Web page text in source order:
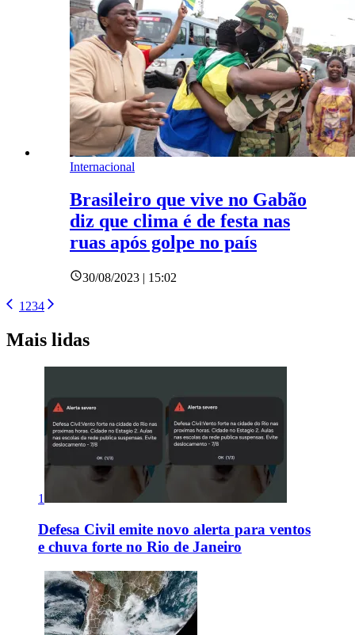
Internacional
Brasileiro que vive no Gabão
diz que clima é de festa nas
ruas após golpe no país
30/08/2023 | 15:02
1 234
Mais lidas
1
Defesa Civil emite novo alerta para ventos
e chuva forte no Rio de Janeiro